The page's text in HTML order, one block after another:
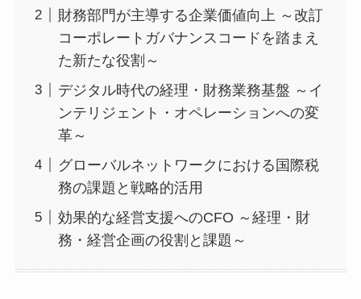
財務部門が主導する企業価値向上 ～改訂
コーポレートガバナンスコードを踏まえ
た新たな役割～
デジタル時代の経理・財務業務基盤 ～イ
ンテリジェント・オペレーションへの変
革～
グローバルネットワークにおける国際税
務の課題と戦略的活用
効果的な経営支援へのCFO ～経理・財
務・経営企画の役割と課題～